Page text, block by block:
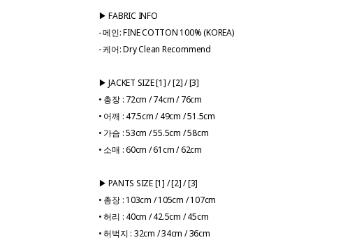
▶ FABRIC INFO
- 메인: FINE COTTON 100% (KOREA)
- 케어: Dry Clean Recommend
▶ JACKET SIZE [1] / [2] / [3]
• 총장 : 72cm / 74cm / 76cm
• 어깨 : 47.5cm / 49cm / 51.5cm
• 가슴 : 53cm / 55.5cm / 58cm
• 소매 : 60cm / 61cm / 62cm
▶ PANTS SIZE [1] / [2] / [3]
• 총장 : 103cm / 105cm / 107cm
• 허리 : 40cm / 42.5cm / 45cm
• 허벅지 : 32cm / 34cm / 36cm